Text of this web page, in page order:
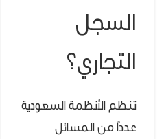
السجل
التجاري؟
تنظم الأنظمة السعودية
عددًا من المسائل